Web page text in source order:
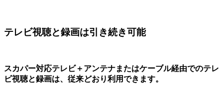
テレビ視聴と録画は引き続き可能
スカパー対応テレビ＋アンテナまたはケーブル経由でのテレ
ビ視聴と録画は、従来どおり利用できます。